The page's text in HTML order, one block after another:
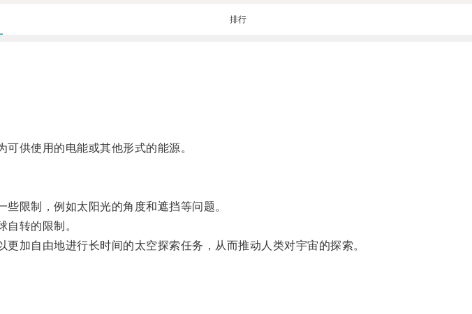
排行
供使用的电能或其他形式的能源。
限制，例如太阳光的角度和遮挡等问题。
转的限制。
自由地进行长时间的太空探索任务，从而推动人类对宇宙的探索。